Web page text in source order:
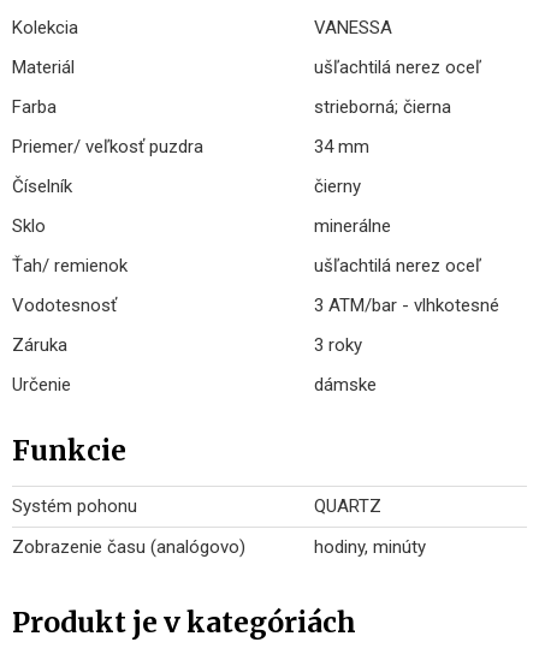
Kolekcia
VANESSA
Materiál
ušľachtilá nerez oceľ
Farba
strieborná; čierna
Priemer/ veľkosť puzdra
34 mm
Číselník
čierny
Sklo
minerálne
Ťah/ remienok
ušľachtilá nerez oceľ
Vodotesnosť
3 ATM/bar - vlhkotesné
Záruka
3 roky
Určenie
dámske
Funkcie
Systém pohonu
QUARTZ
Zobrazenie času (analógovo)
hodiny, minúty
Produkt je v kategóriách